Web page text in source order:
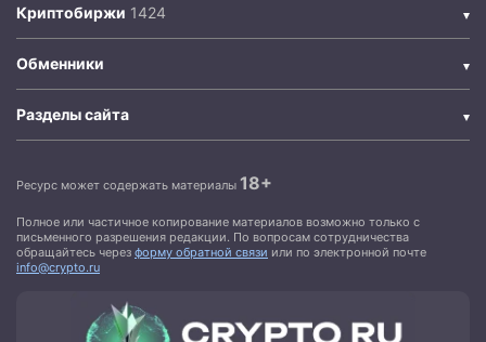
Криптобиржи
Обменники
Разделы сайта
Ресурс может содержать материалы 18+
Полное или частичное копирование материалов возможно только с
письменного разрешения редакции. По вопросам сотрудничества
обращайтесь через форму обратной связи или по электронной почте
info@crypto.ru